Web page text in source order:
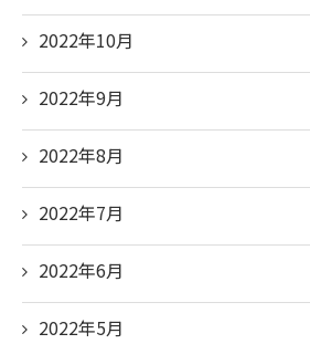
2022年10月
2022年9月
2022年8月
2022年7月
2022年6月
2022年5月